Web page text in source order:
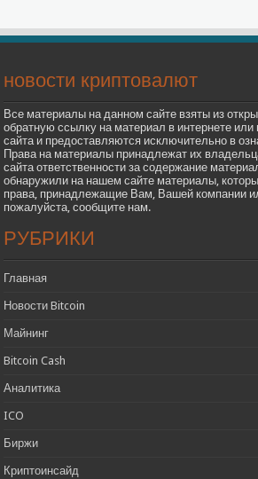
новости криптовалют
Все материалы на данном сайте взяты из
обратную ссылку на материал в интернете
сайта и предоставляются исключительно в
Права на материалы принадлежат их
сайта ответственности за содержание
обнаружили на нашем сайте материалы,
права, принадлежащие Вам, Вашей компании
пожалуйста, сообщите нам.
РУБРИКИ
Главная
Новости Bitcoin
Майнинг
Bitcoin Cash
Аналитика
ICO
Биржи
Криптоинсайд